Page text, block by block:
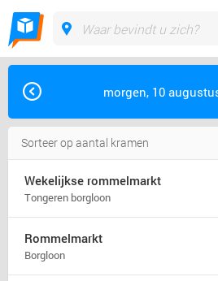
morgen, 10
Wekelijkse rommelmarkt
Tongeren borgloon
Rommelmarkt
Borgloon